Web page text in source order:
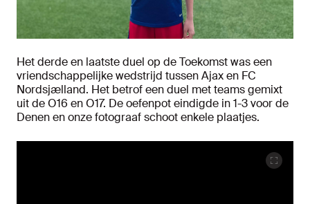
Het derde en laatste duel op de Toekomst was een
vriendschappelijke wedstrijd tussen Ajax en FC
Nordsjælland. Het betrof een duel met teams gemixt
uit de O16 en O17. De oefenpot eindigde in 1-3 voor de
Denen en onze fotograaf schoot enkele plaatjes.